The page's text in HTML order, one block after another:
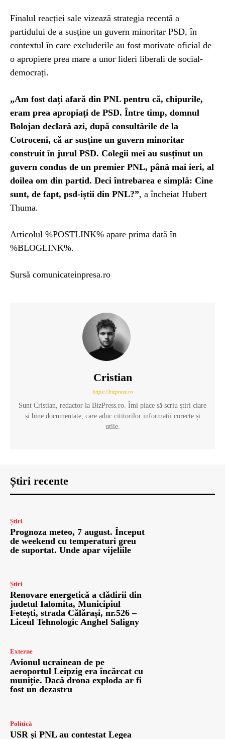
Finalul reacției sale vizează strategia recentă a
partidului de a susține un guvern minoritar PSD, în
contextul în care excluderile au fost motivate oficial de
o apropiere prea mare a unor lideri liberali de social-
democrați.
„Am fost dați afară din PNL pentru că, chipurile,
eram prea apropiați de PSD. Între timp, domnul
Bolojan declară azi, după consultările de la
Cotroceni, că ar susține un guvern minoritar
construit în jurul PSD. Colegii mei au susținut un
guvern condus de un premier PNL, până mai ieri, al
doilea om din partid. Deci întrebarea e simplă: Cine
sunt, de fapt, psd-iștii din PNL?”, a încheiat Hubert
Thuma.
Articolul %POSTLINK% apare prima dată în
%BLOGLINK%.
Sursă comunicateinpresa.ro
Cristian
https://bizpress.ro
Sunt Cristian, redactor la BizPress.ro. Îmi place să scriu știri clare
și bine documentate, care aduc cititorilor informații corecte și
utile.
Știri recente
Știri
Prognoza meteo, 7 august. Început
de weekend cu temperaturi greu
de suportat. Unde apar vijeliile
Știri
Renovare energetică a clădirii din
judetul Ialomita, Municipiul
Fetești, strada Călărași, nr.526 –
Liceul Tehnologic Anghel Saligny
Externe
Avionul ucrainean de pe
aeroportul Leipzig era încărcat cu
muniție. Dacă drona exploda ar fi
fost un dezastru
Politică
USR și PNL au contestat Legea